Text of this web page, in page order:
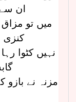
ان سے
میں تو
کنزی
نہیں کٹوا
مزنہ نے بازو